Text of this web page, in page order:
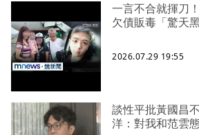
一言不合就揮刀
欠債販毒「驚天
2026.07.29 19:55
談性平批黃國昌
洋：對我和范雲